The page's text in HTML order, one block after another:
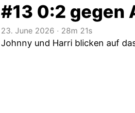
#13 0:2 gegen
23. June 2026 ‧ 28m 21s
Johnny und Harri blicken auf